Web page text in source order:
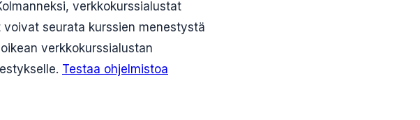
verkkokurssialustat
seurata kurssien menestystä
verkkokurssialustan
Testaa ohjelmistoa